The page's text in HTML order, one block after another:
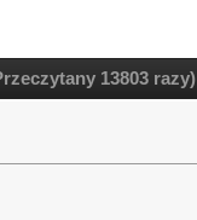
13803 razy)